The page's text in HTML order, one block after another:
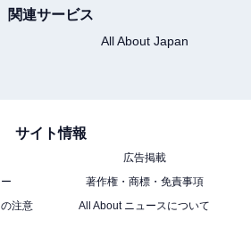
関連サービス
All About Japan
サイト情報
広告掲載
著作権・商標・免責事項
注意
All About ニュースについて